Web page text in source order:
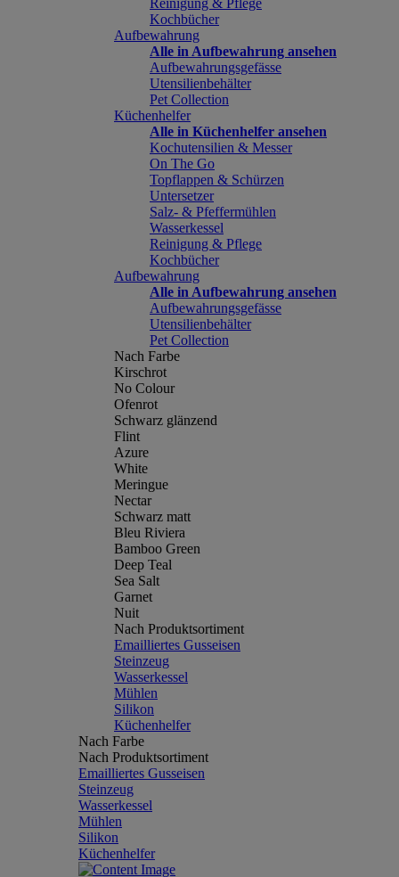
Reinigung & Pflege
Kochbücher
Aufbewahrung
Alle in Aufbewahrung ansehen
Aufbewahrungsgefässe
Utensilienbehälter
Pet Collection
Küchenhelfer
Alle in Küchenhelfer ansehen
Kochutensilien & Messer
On The Go
Topflappen & Schürzen
Untersetzer
Salz- & Pfeffermühlen
Wasserkessel
Reinigung & Pflege
Kochbücher
Aufbewahrung
Alle in Aufbewahrung ansehen
Aufbewahrungsgefässe
Utensilienbehälter
Pet Collection
Nach Farbe
Kirschrot
No Colour
Ofenrot
Schwarz glänzend
Flint
Azure
White
Meringue
Nectar
Schwarz matt
Bleu Riviera
Bamboo Green
Deep Teal
Sea Salt
Garnet
Nuit
Nach Produktsortiment
Emailliertes Gusseisen
Steinzeug
Wasserkessel
Mühlen
Silikon
Küchenhelfer
Nach Farbe
Nach Produktsortiment
Emailliertes Gusseisen
Steinzeug
Wasserkessel
Mühlen
Silikon
Küchenhelfer